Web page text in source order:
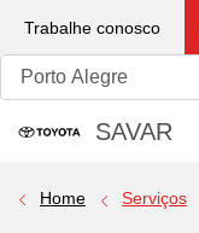
SAVAR
Porto Alegre Whatsapp:
Trabalhe conosco
Home Serviços